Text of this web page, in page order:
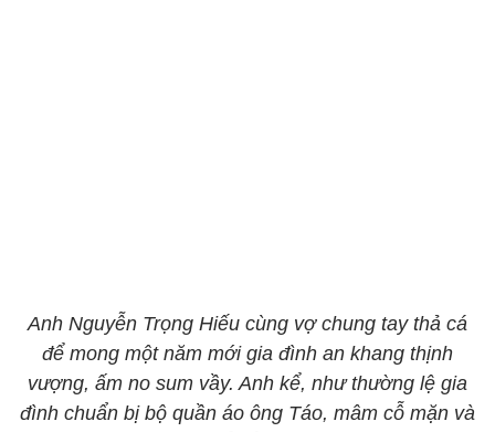
Anh Nguyễn Trọng Hiếu cùng vợ chung tay thả cá
để mong một năm mới gia đình an khang thịnh
vượng, ấm no sum vầy. Anh kể, như thường lệ gia
đình chuẩn bị bộ quần áo ông Táo, mâm cỗ mặn và